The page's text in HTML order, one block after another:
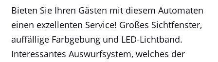
Bieten Sie Ihren Gästen mit diesem Automaten
einen exzellenten Service! Großes Sichtfenster,
auffällige Farbgebung und LED-Lichtband.
Interessantes Auswurfsystem, welches der